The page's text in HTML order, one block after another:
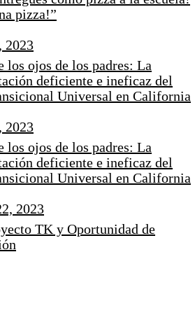
pizza!”
2023
los ojos de los padres: La
deficiente e ineficaz del
Universal en California
2023
los ojos de los padres: La
deficiente e ineficaz del
Universal en California
2023
TK y Oportunidad de